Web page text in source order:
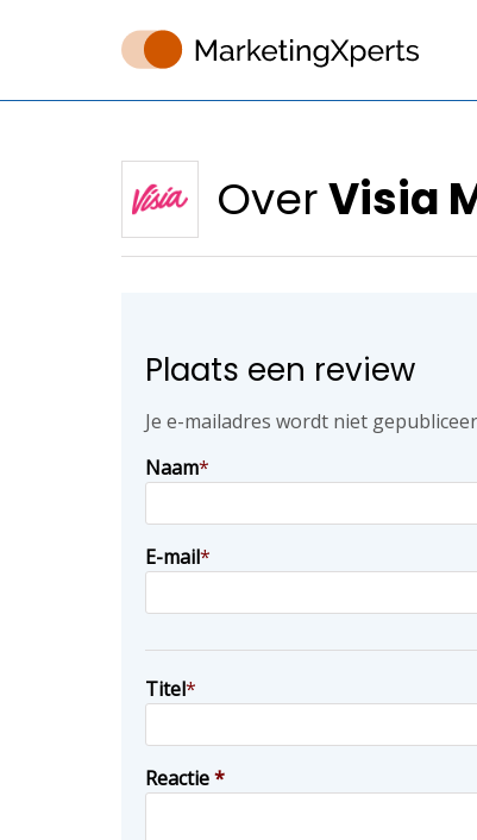
OverVisia
Plaats een review
Je e-mailadres wordt niet
Naam*
E-mail*
Titel*
Reactie*